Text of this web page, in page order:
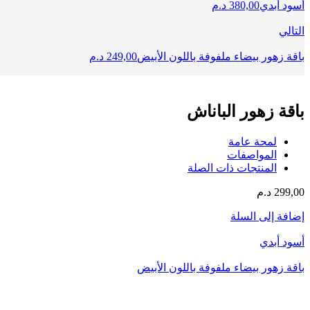
أسود أبدي380,00 د.م
التالي
باقة زهور بيضاء ملفوفة باللون الأبيض249,00 د.م
باقة زهور الباناش
لمحة عامة
المواصفات
المنتجات ذات الصلة
299,00 د.م
إضافة إلى السلة
أسود أبدي
باقة زهور بيضاء ملفوفة باللون الأبيض